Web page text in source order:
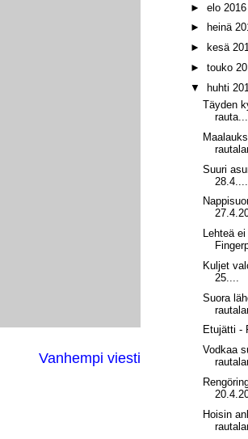
Vanhempi viesti
► elo 2016
►
heinä
►
kesä
► touko
▼ huhti
Täyden
rauta...
Suuri
28.4....
Lehteä
Kuljet
25....
Suora
Etujätti -
Vodkaa
Hoisin